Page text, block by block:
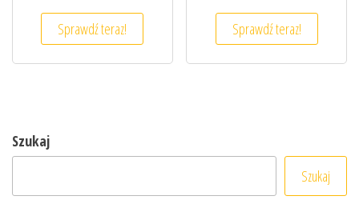
Sprawdź teraz! Sprawdź teraz!
Szukaj
Szukaj